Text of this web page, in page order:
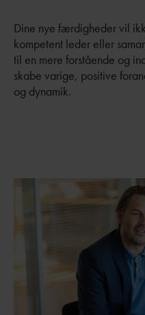
Dine nye færdigheder vil
kompetent leder eller
til en mere forstående og
skabe varige, positive
og dynamik.